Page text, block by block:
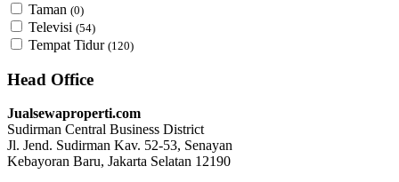
Taman (0)
Televisi (54)
Tempat Tidur (120)
Head Office
Jualsewaproperti.com
Sudirman Central Business District
Jl. Jend. Sudirman Kav. 52-53, Senayan
Kebayoran Baru, Jakarta Selatan 12190